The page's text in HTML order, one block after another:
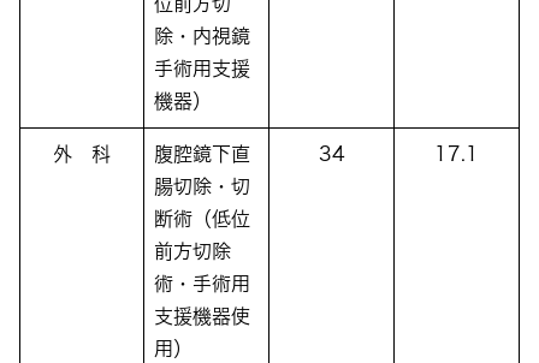
除・内視鏡
手術用支援
機器）
外 科
腹腔鏡下直
腸切除・切
断術（低位
前方切除
術・手術用
支援機器使
用）
34 17.1